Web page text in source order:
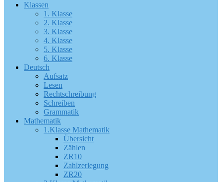
Klassen
1. Klasse
2. Klasse
3. Klasse
4. Klasse
5. Klasse
6. Klasse
Deutsch
Aufsatz
Lesen
Rechtschreibung
Schreiben
Grammatik
Mathematik
1.Klasse Mathematik
Übersicht
Zählen
ZR10
Zahlzerlegung
ZR20